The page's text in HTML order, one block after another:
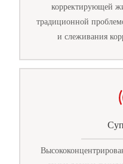
корректирующей
традиционной
и слеживания